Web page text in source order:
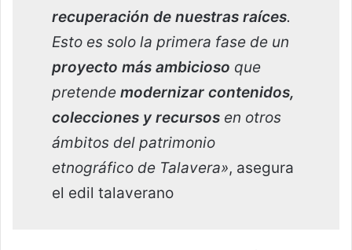
recuperación de nuestras raíces.
Esto es solo la primera fase de un
proyecto más ambicioso que
pretende modernizar contenidos,
colecciones y recursos en otros
ámbitos del patrimonio
etnográfico de Talavera», asegura
el edil talaverano